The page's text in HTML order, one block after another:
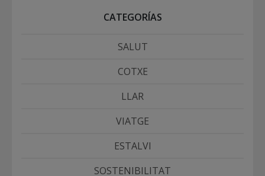
CATEGORÍAS
SALUT
COTXE
LLAR
VIATGE
ESTALVI
SOSTENIBILITAT